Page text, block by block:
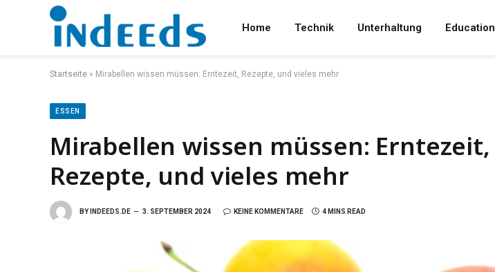
Home Technik Unterhaltung Education
Startseite » Mirabellen wissen müssen: Erntezeit, Rezepte, und vieles mehr
ESSEN
Mirabellen wissen müssen: Erntezeit,
Rezepte, und vieles mehr
BY INDEEDS.DE 3. SEPTEMBER 2024 KEINE KOMMENTARE 4 MINS READ